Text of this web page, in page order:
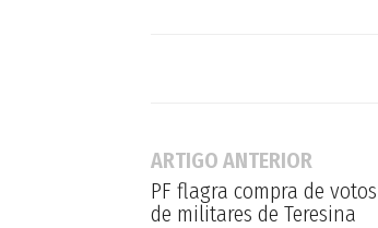
ARTIGO ANTERIOR
PF flagra compra de
de militares de Teresina